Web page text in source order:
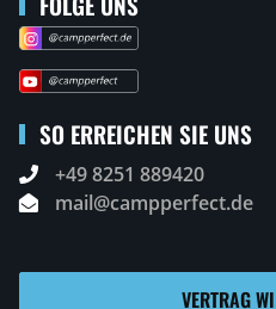
SO ERREICHEN SIE UNS
+49 8251 889420
mail@campperfect.de
VERTRAG